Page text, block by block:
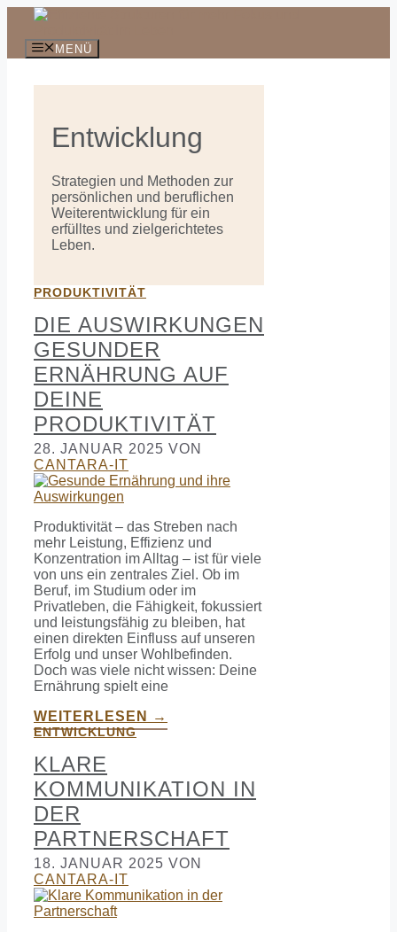
springenMENÜ
Entwicklung
Strategien und Methoden zur
persönlichen und beruflichen
Weiterentwicklung für ein
erfülltes und zielgerichtetes
Leben.
PRODUKTIVITÄT
DIE AUSWIRKUNGEN
GESUNDER
ERNÄHRUNG AUF
DEINE
PRODUKTIVITÄT
28. JANUAR 2025 VON
CANTARA-IT
Produktivität – das Streben nach
mehr Leistung, Effizienz und
Konzentration im Alltag – ist für viele
von uns ein zentrales Ziel. Ob im
Beruf, im Studium oder im
Privatleben, die Fähigkeit, fokussiert
und leistungsfähig zu bleiben, hat
einen direkten Einfluss auf unseren
Erfolg und unser Wohlbefinden.
Doch was viele nicht wissen: Deine
Ernährung spielt eine
WEITERLESEN →
ENTWICKLUNG
KLARE
KOMMUNIKATION IN
DER
PARTNERSCHAFT
18. JANUAR 2025 VON
CANTARA-IT